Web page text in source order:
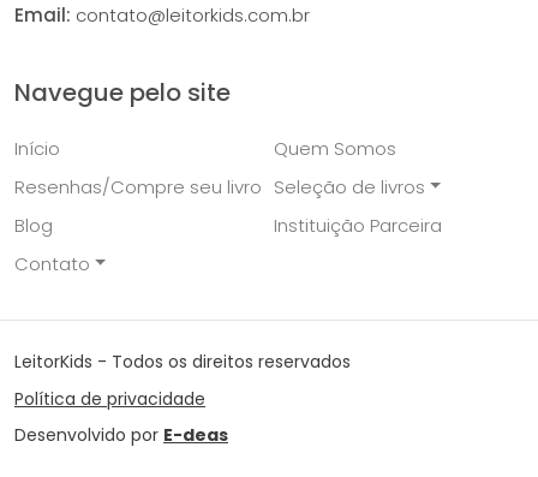
Email: contato@leitorkids.com.br
Navegue pelo site
Início
Quem Somos
Resenhas/Compre seu livro Seleção de livros
Blog
Instituição Parceira
Contato
LeitorKids - Todos os direitos reservados
Política de privacidade
Desenvolvido por E-deas